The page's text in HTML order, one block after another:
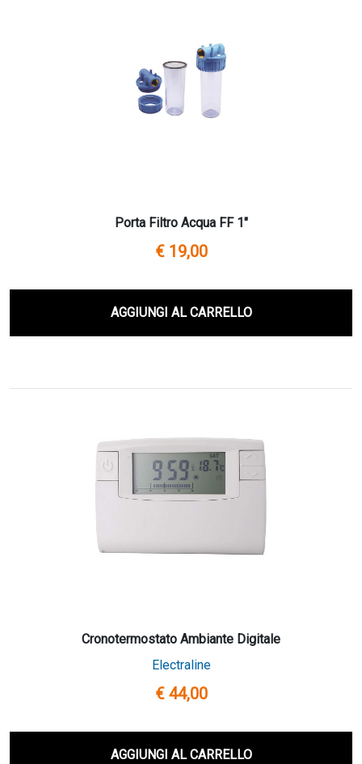
Porta Filtro Acqua FF 1"
€ 19,00
AGGIUNGI AL CARRELLO
Cronotermostato Ambiante Digitale
Electraline
€ 44,00
AGGIUNGI AL CARRELLO